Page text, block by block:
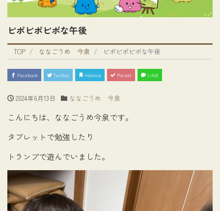
ピポピポピポな午後
TOP ななごうめ 今泉 ピポピポピポな午後
Facebook Twitter Hatena Pocket LINE
2024年6月13日 ななごうめ 今泉
こんにちは、ななごうめ今泉です。
タブレットで勉強したり
トランプで遊んでいました。